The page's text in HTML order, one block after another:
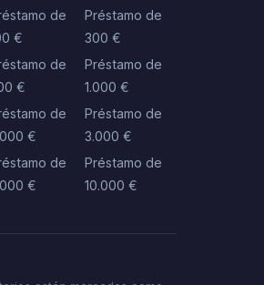
de
€
Préstamo de
300 €
de
€
Préstamo de
1.000 €
de
€
Préstamo de
3.000 €
de
€
Préstamo de
10.000 €